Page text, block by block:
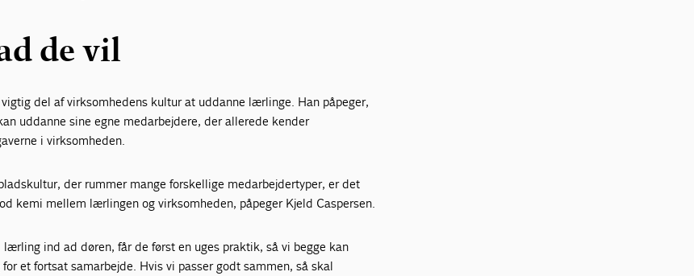
de vil
del af virksomhedens kultur at uddanne lærlinge. Han påpeger,
uddanne sine egne medarbejdere, der allerede kender
i virksomheden.
der rummer mange forskellige medarbejdertyper, er det
kemi mellem lærlingen og virksomheden, påpeger Kjeld Caspersen.
ind ad døren, får de først en uges praktik, så vi begge kan
et fortsat samarbejde. Hvis vi passer godt sammen, så skal